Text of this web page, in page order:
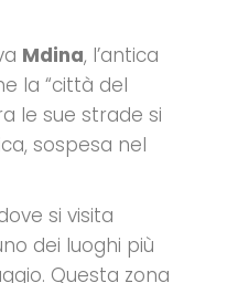
Mdina, l’antica
la “città del
le sue strade si
sospesa nel
si visita
dei luoghi più
Questa zona